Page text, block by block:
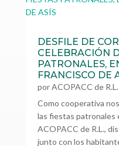
DESFILE DE
CELEBRACIÓN
PATRONALES,
FRANCISCO DE
porACOPACC de R.L.
Como cooperativa
las fiestas patronales
ACOPACC de R.L.,
junto con los